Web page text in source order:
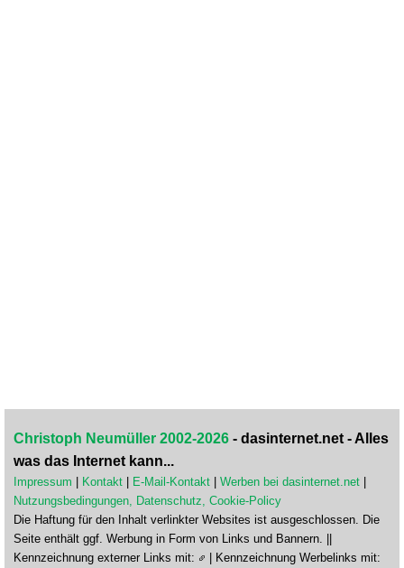
Christoph Neumüller 2002-2026 - dasinternet.net - Alles
was das Internet kann...
Impressum | Kontakt | E-Mail-Kontakt | Werben bei dasinternet.net |
Nutzungsbedingungen, Datenschutz, Cookie-Policy
Die Haftung für den Inhalt verlinkter Websites ist ausgeschlossen. Die
Seite enthält ggf. Werbung in Form von Links und Bannern. ||
Kennzeichnung externer Links mit:
| Kennzeichnung Werbelinks mit: